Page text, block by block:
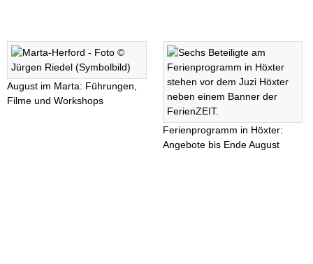
August im Marta: Führungen,
Filme und Workshops
Ferienprogramm in Höxter:
Angebote bis Ende August